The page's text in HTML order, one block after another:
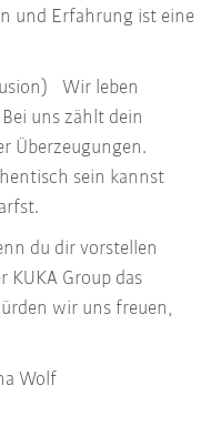
und Erfahrung ist eine
Wir leben
uns zählt dein
Überzeugungen.
sein kannst
du dir vorstellen
KUKA Group das
wir uns freuen,
Wolf